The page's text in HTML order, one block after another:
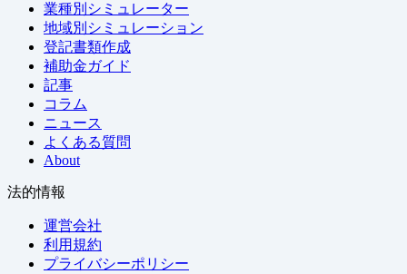
業種別シミュレーター
地域別シミュレーション
登記書類作成
補助金ガイド
記事
コラム
ニュース
よくある質問
About
法的情報
運営会社
利用規約
プライバシーポリシー